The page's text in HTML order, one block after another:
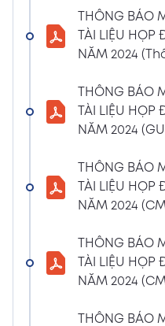
Thùy Giang và bà
04/03/2024
11:29 AM
hiện quyền tham
năm 2024
30/01/2024
BÁO CÁO TÌNH
17/01/2024
Nghị quyết HĐQT
qua việc chốt
thực hiện quyền
THÔNG BÁO
TÀI LIỆU
NĂM 2024
THÔNG BÁO
TÀI LIỆU
NĂM 2024
THÔNG BÁO
TÀI LIỆU
NĂM 2024
THÔNG BÁO
TÀI LIỆU
NĂM 2024
THÔNG BÁO